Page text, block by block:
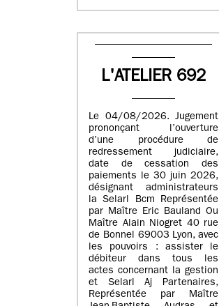
L'ATELIER 692
Le 04/08/2026. Jugement
prononçant l’ouverture
d’une procédure de
redressement judiciaire,
date de cessation des
paiements le 30 juin 2026,
désignant administrateurs
la Selarl Bcm Représentée
par Maître Eric Bauland Ou
Maître Alain Niogret 40 rue
de Bonnel 69003 Lyon, avec
les pouvoirs : assister le
débiteur dans tous les
actes concernant la gestion
et Selarl Aj Partenaires,
Représentée par Maître